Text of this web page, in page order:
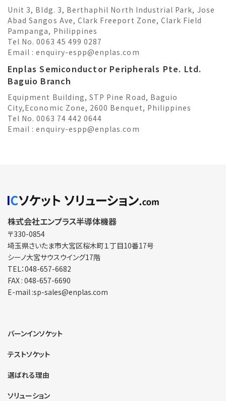
Unit 3, Bldg. 3, Berthaphil North Industrial Park, Jose
Abad Sangos Ave, Clark Freeport Zone, Clark Field
Pampanga, Philippines
Tel No. 0063 45 499 0287
Email :enquiry-espp@enplas.com
Enplas Semiconductor Peripherals Pte. Ltd.
Baguio Branch
Equipment Building, STP Pine Road, Baguio
City,Economic Zone, 2600 Benquet, Philippines
Tel No. 0063 74 442 0644
Email :enquiry-espp@enplas.com
株式会社エンプラス半導体機器
〒330-0854
埼玉県さいたま市大宮区桜木町１丁目10番17号
シーノ大宮サウスウイング17階
TEL：048-657-6682
FAX : 048-657-6690
E-mail :sp-sales@enplas.com
バーンインソケット
テストソケット
選ばれる理由
ソリューション